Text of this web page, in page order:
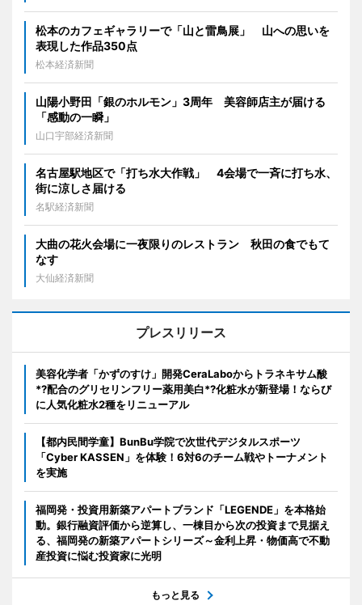
松本のカフェギャラリーで「山と雷鳥展」 山への思いを
表現した作品350点
松本経済新聞
山陽小野田「銀のホルモン」3周年 美容師店主が届ける
「感動の一瞬」
山口宇部経済新聞
名古屋駅地区で「打ち水大作戦」 4会場で一斉に打ち水、
街に涼しさ届ける
名駅経済新聞
大曲の花火会場に一夜限りのレストラン 秋田の食でもて
なす
大仙経済新聞
プレスリリース
美容化学者「かずのすけ」開発CeraLaboからトラネキサム酸
*?配合のグリセリンフリー薬用美白*?化粧水が新登場！ならび
に人気化粧水2種をリニューアル
【都内民間学童】BunBu学院で次世代デジタルスポーツ
「Cyber KASSEN」を体験！6対6のチーム戦やトーナメント
を実施
福岡発・投資用新築アパートブランド「LEGENDE」を本格始
動。銀行融資評価から逆算し、一棟目から次の投資まで見据え
る、福岡発の新築アパートシリーズ～金利上昇・物価高で不動
産投資に悩む投資家に光明
もっと見る